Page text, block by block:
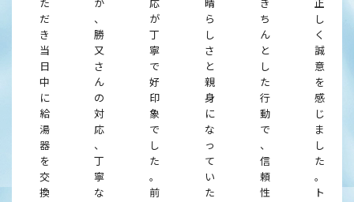
た
だ
き
当
日
中
に
給
湯
器
を
交
換
が
、
勝
又
さ
ん
の
対
応
、
丁
寧
な
応
が
丁
寧
で
好
印
象
で
し
た
。
前
晴
ら
し
さ
と
親
身
に
な
っ
て
い
た
き
ち
ん
と
し
た
行
動
で
、
信
頼
性
正
し
く
誠
意
を
感
じ
ま
し
た
。
ト